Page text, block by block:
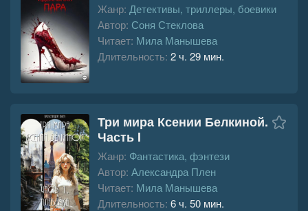
Жанр: Детективы, триллеры, боевики
Автор: Соня Стеклова
Читает: Мила Манышева
Длительность: 2 ч. 29 мин.
Три мира Ксении Белкиной.
Часть I
Жанр: Фантастика, фэнтези
Автор: Александра Плен
Читает: Мила Манышева
Длительность: 6 ч. 50 мин.